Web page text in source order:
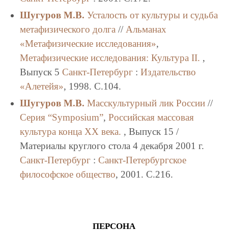
Шугуров М.В. Усталость от культуры и судьба
метафизического долга// Альманах
«Метафизические исследования»,
Метафизические исследования: Культура II. ,
Выпуск 5 Санкт-Петербург: Издательство
«Алетейя», 1998. C.104.
Шугуров М.В. Масскультурный лик России//
Серия “Symposium”, Российская массовая
культура конца XX века. , Выпуск 15 /
Материалы круглого стола 4 декабря 2001 г.
Санкт-Петербург: Санкт-Петербургское
философское общество, 2001. C.216.
ПЕРСОНА